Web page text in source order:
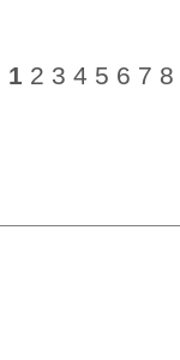
1 2 3 4 5 6 7 8